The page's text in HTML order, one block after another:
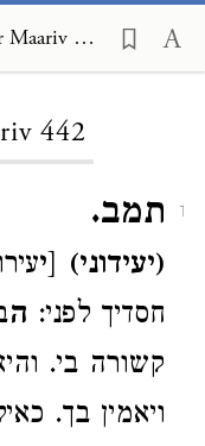
Machzor Vitry, Preludes for Maariv 442
442
1 תמב.
(יעידוני) [י
חסדיך לפני: ה
קשורה בי.
ויאמין בך.